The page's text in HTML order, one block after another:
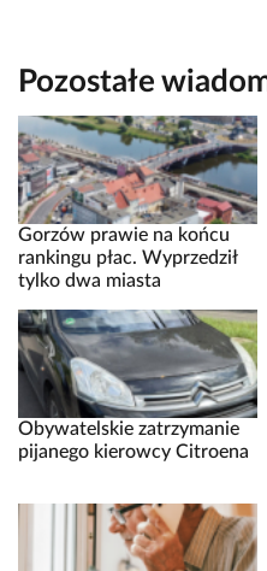
Pozostałe
Gorzów prawie na końcu
rankingu płac. Wyprzedził
tylko dwa miasta
Obywatelskie zatrzymanie
pijanego kierowcy Citroena